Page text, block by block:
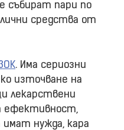
събират пари по
средства от
. Има сериозни
източване на
лекарствени
ефективност,
нужда, кара